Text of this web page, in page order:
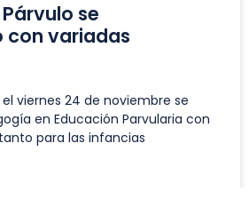
se
con variadas
viernes 24 de noviembre se
en Educación Parvularia con
para las infancias